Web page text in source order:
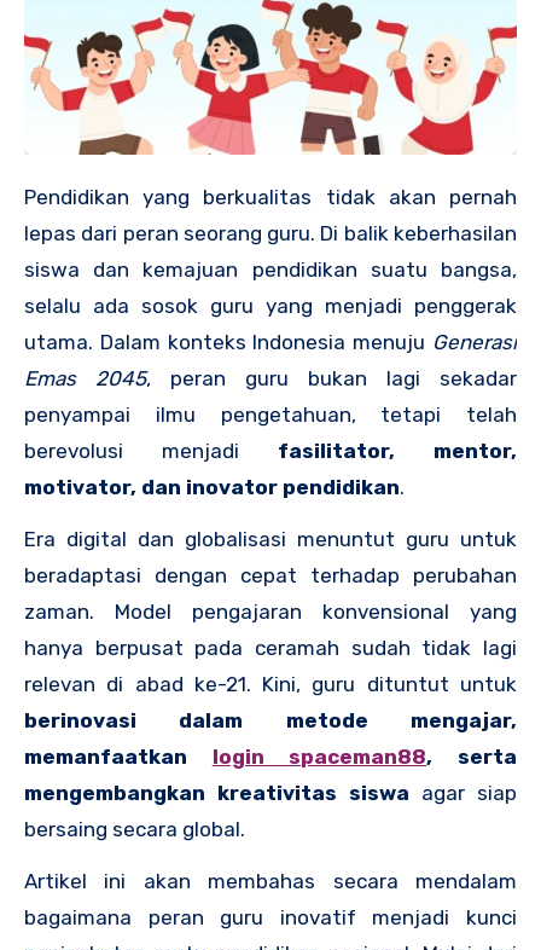
Pendidikan yang berkualitas tidak akan pernah
lepas dari peran seorang guru. Di balik keberhasilan
siswa dan kemajuan pendidikan suatu bangsa,
selalu ada sosok guru yang menjadi penggerak
utama. Dalam konteks Indonesia menuju Generasi
Emas 2045, peran guru bukan lagi sekadar
penyampai ilmu pengetahuan, tetapi telah
berevolusi menjadi fasilitator, mentor,
motivator, dan inovator pendidikan.
Era digital dan globalisasi menuntut guru untuk
beradaptasi dengan cepat terhadap perubahan
zaman. Model pengajaran konvensional yang
hanya berpusat pada ceramah sudah tidak lagi
relevan di abad ke-21. Kini, guru dituntut untuk
berinovasi dalam metode mengajar,
memanfaatkan login spaceman88, serta
mengembangkan kreativitas siswa agar siap
bersaing secara global.
Artikel ini akan membahas secara mendalam
bagaimana peran guru inovatif menjadi kunci